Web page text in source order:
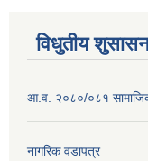
विधुतीय
आ.व. २०८०/०८१ सामाजिक
नागरिक वडापत्र